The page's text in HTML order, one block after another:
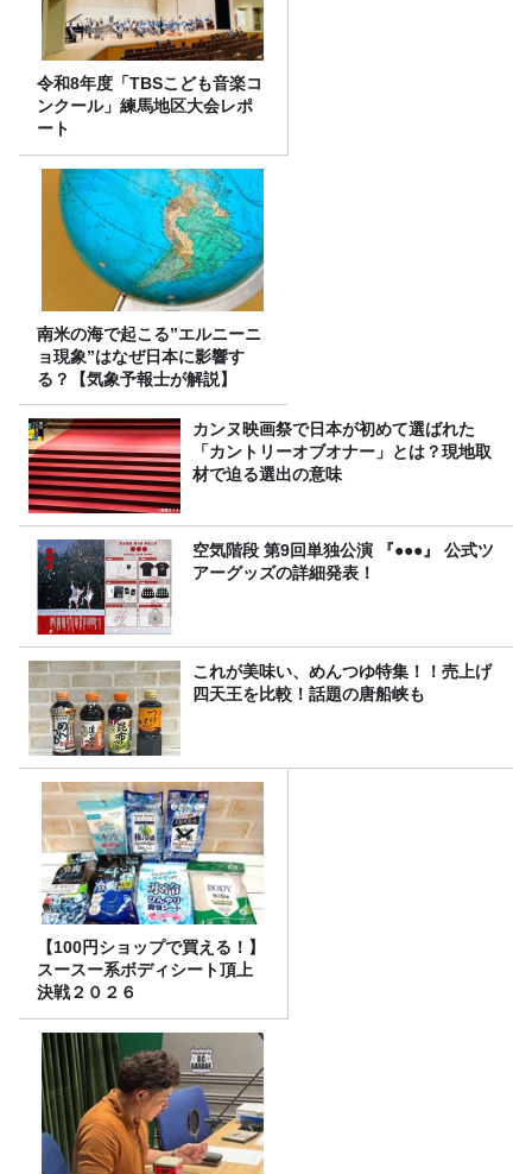
令和8年度「TBSこども音楽コ
ンクール」練馬地区大会レポ
ート
南米の海で起こる”エルニーニ
ョ現象”はなぜ日本に影響す
る？【気象予報士が解説】
カンヌ映画祭で日本が初めて選ばれた
「カントリーオブオナー」とは？現地取
材で迫る選出の意味
空気階段 第9回単独公演 『●●●』 公式ツ
アーグッズの詳細発表！
これが美味い、めんつゆ特集！！売上げ
四天王を比較！話題の唐船峡も
【100円ショップで買える！】
スースー系ボディシート頂上
決戦２０２６